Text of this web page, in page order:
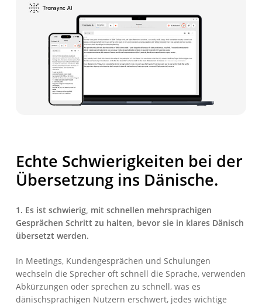
Echte Schwierigkeiten bei der
Übersetzung ins Dänische.
1. Es ist schwierig, mit schnellen mehrsprachigen
Gesprächen Schritt zu halten, bevor sie in klares Dänisch
übersetzt werden.
In Meetings, Kundengesprächen und Schulungen
wechseln die Sprecher oft schnell die Sprache, verwenden
Abkürzungen oder sprechen zu schnell, was es
dänischsprachigen Nutzern erschwert, jedes wichtige